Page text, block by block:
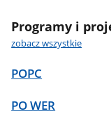
Programy i
zobacz wszystkie
POPC
PO WER